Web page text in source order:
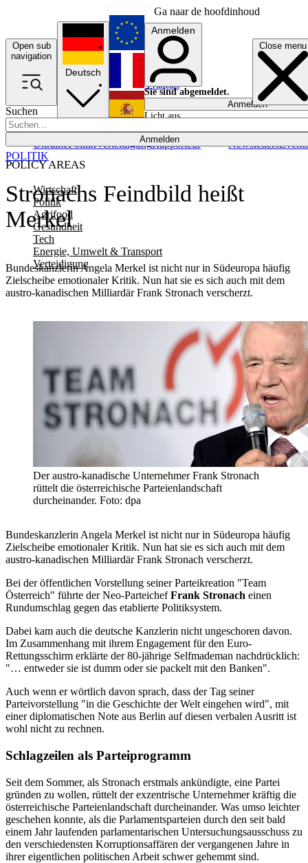
Ga naar de hoofdinhoud
Open sub
navigation
Close menu
Suchen
Anmelden
POLICY AREAS
Wirtschaft
Politik
Agrifood
Gesundheit
Tech
Energie, Umwelt & Transport
Verteidigung
UkrainePolitikVerteidigungRapporteur NewslettersEvents
Deutsch
English
Français
Anmelden
Sie sind abgemeldet.
Anmelden
Licht aus
Stronachs Feindbild heißt
Merkel
Bundeskanzlerin Angela Merkel ist nicht nur in Südeuropa häufig
Zielscheibe emotionaler Kritik. Nun hat sie es sich auch mit dem
austro-kanadischen Milliardär Frank Stronach verscherzt.
POLITIK
Der austro-kanadische Unternehmer Frank Stronach
rüttelt die österreichische Parteienlandschaft
durcheinander. Foto: dpa
Bundeskanzlerin Angela Merkel ist nicht nur in Südeuropa häufig
Zielscheibe emotionaler Kritik. Nun hat sie es sich auch mit dem
austro-kanadischen Milliardär Frank Stronach verscherzt.
Bei der öffentlichen Vorstellung seiner Parteikreation "Team
Österreich" führte der Neo-ParteichefFrank Stronach einen
Rundumschlag gegen das etablierte Politiksystem.
Dabei kam auch die deutsche Kanzlerin nicht ungeschoren davon.
Im Zusammenhang mit ihrem Engagement für den Euro-
Rettungsschirm erklärte der 80-jährige Selfmademan nachdrücklich:
"… entweder sie ist dumm oder sie packelt mit den Banken".
Auch wenn er wörtlich davon sprach, dass der Tag seiner
Parteivorstellung "in die Geschichte der Welt eingehen wird", mit
einer diplomatischen Note aus Berlin auf diesen verbalen Ausritt ist
wohl nicht zu rechnen.
Schlagzeilen als Parteiprogramm
Seit dem Sommer, als Stronach erstmals ankündigte, eine Partei
gründen zu wollen, rüttelt der exzentrische Unternehmer kräftig die
österreichische Parteienlandschaft durcheinander. Was umso leichter
geschehen konnte, als die Parlamentsparteien durch den seit bald
einem Jahr laufenden parlamentarischen Untersuchungsausschuss zu
den verschiedensten Korruptionsaffären der vergangenen Jahre in
ihrer eigentlichen politischen Arbeit schwer gehemmt sind.